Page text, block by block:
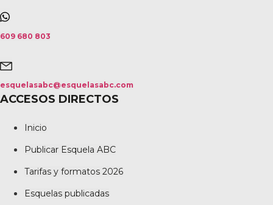
609 680 803
esquelasabc@esquelasabc.com
ACCESOS DIRECTOS
Inicio
Publicar Esquela ABC
Tarifas y formatos 2026
Esquelas publicadas